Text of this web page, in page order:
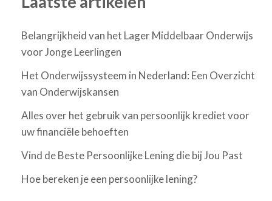
Belangrijkheid van het Lager Middelbaar Onderwijs
voor Jonge Leerlingen
Het Onderwijssysteem in Nederland: Een Overzicht
van Onderwijskansen
Alles over het gebruik van persoonlijk krediet voor
uw financiële behoeften
Vind de Beste Persoonlijke Lening die bij Jou Past
Hoe bereken je een persoonlijke lening?